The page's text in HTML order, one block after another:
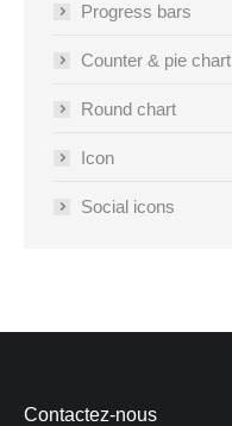
Progress bars
Counter & pie chart
Round chart
Icon
Social icons
Contactez-nous